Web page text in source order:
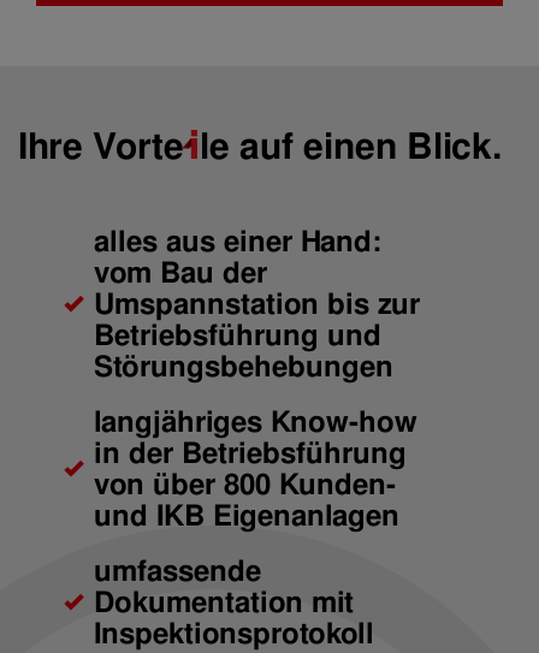
Ihre Vorteile auf einen Blick.
alles aus einer Hand:
vom Bau der
Umspannstation bis zur
Betriebsführung und
Störungsbehebungen
langjähriges Know-how
in der Betriebsführung
von über 800 Kunden-
und IKB Eigenanlagen
umfassende
Dokumentation mit
Inspektionsprotokoll